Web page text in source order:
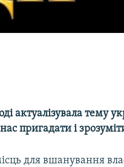
актуалізувала тему
пригадати і
для вшанування